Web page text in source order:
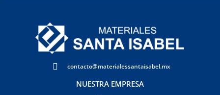
contacto@materialessantaisabel.mx
NUESTRA EMPRESA